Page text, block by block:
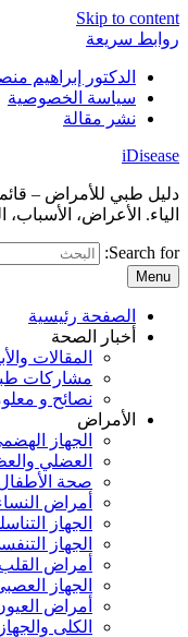
Skip to content
روابط سريعة
الدكتور إبراهيم
سياسة الخصوصية
نشر مقالة
iDisease
دليل طبي للأمراض –
الياء. الأعراض،
Search for:
Menu
الصفحة رئيسية
أخبار الصحة
المقالات
مشاركات
نصائح و
الأمراض
الجهاز
العضلي
صحة
أمراض
الجهاز
الجهاز
أمراض القلب
الجهاز
أمراض
الكلى